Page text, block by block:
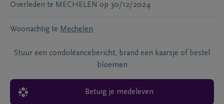
Overleden te MECHELEN op 30/12/2024
Woonachtig te Mechelen
Stuur een condoléancebericht, brand een kaarsje of bestel
bloemen
Betuig je medeleven